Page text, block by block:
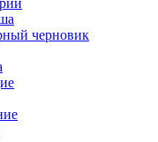
черновик